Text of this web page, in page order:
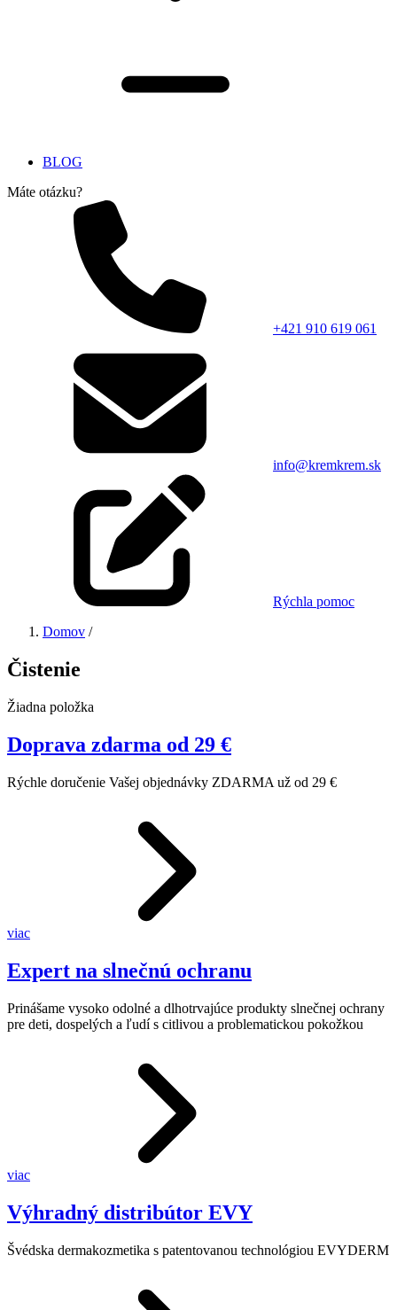
BLOG
Máte otázku?
+421 910 619 061
info@kremkrem.sk
Rýchla pomoc
Domov /
Čistenie
Žiadna položka
Doprava zdarma od 29 €
Rýchle doručenie Vašej objednávky ZDARMA už od 29 €
viac
Expert na slnečnú ochranu
Prinášame vysoko odolné a dlhotrvajúce produkty slnečnej ochrany
pre deti, dospelých a ľudí s citlivou a problematickou pokožkou
viac
Výhradný distribútor EVY
Švédska dermakozmetika s patentovanou technológiou EVYDERM